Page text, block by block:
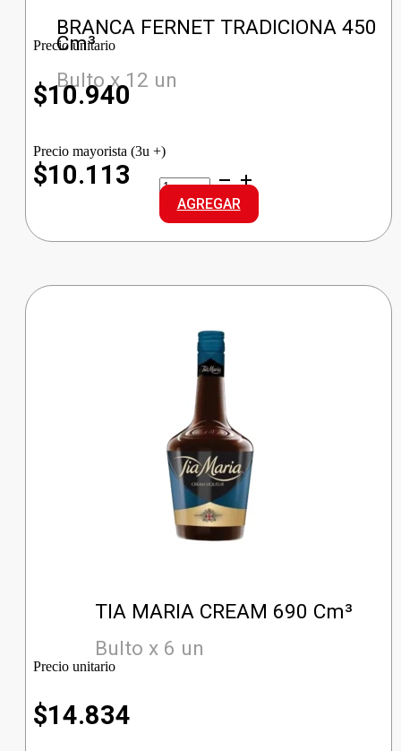
BRANCA FERNET TRADICIONA 450
Cm³
Bulto x 12 un
Precio unitario
$10.940
Precio mayorista (3u +)
$10.113
BRANCA
FERNET
TRADICIONA
cantidad
AGREGAR
TIA MARIA CREAM 690 Cm³
Bulto x 6 un
Precio unitario
$14.834